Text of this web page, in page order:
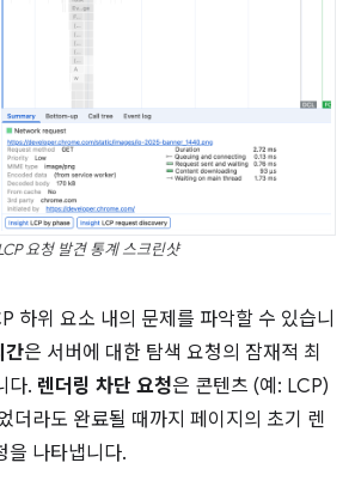
요청 발견 통계 스크린샷
하위 요소 내의 문제를 파악할 수 있습니
간은 서버에 대한 탐색 요청의 잠재적 최
다. 렌더링 차단 요청은 콘텐츠 (예: LCP)
더라도 완료될 때까지 페이지의 초기 렌
을 나타냅니다.